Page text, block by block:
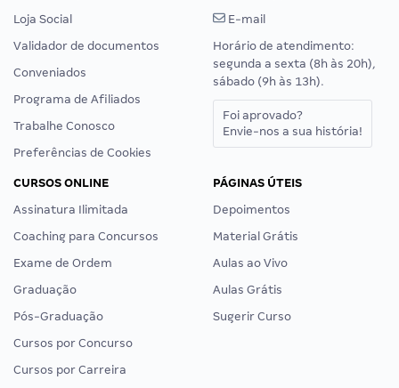
Loja Social
Validador de documentos
Conveniados
Programa de Afiliados
Trabalhe Conosco
Preferências de Cookies
E-mail
Horário de atendimento:
segunda a sexta (8h às 20h),
sábado (9h às 13h).
Foi aprovado?
Envie-nos a sua história!
CURSOS ONLINE
Assinatura Ilimitada
Coaching para Concursos
Exame de Ordem
Graduação
Pós-Graduação
Cursos por Concurso
Cursos por Carreira
PÁGINAS ÚTEIS
Depoimentos
Material Grátis
Aulas ao Vivo
Aulas Grátis
Sugerir Curso